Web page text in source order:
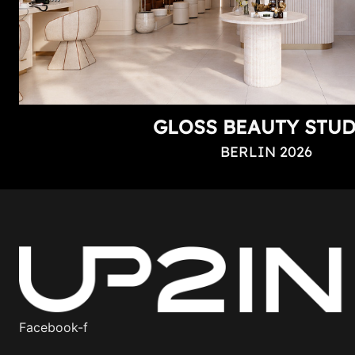
GLOSS BEAUTY
BERLIN 2026
Facebook-f